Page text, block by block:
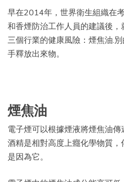
早在2014年，世界衛生組織在
和香煙防治工作人員的建議後
三個行業的健康風險：煙焦油.
手釋放出來物。
煙焦油
電子煙可以根據煙液將煙焦油
酒精是相對高度上癮化學物質
是因為它。